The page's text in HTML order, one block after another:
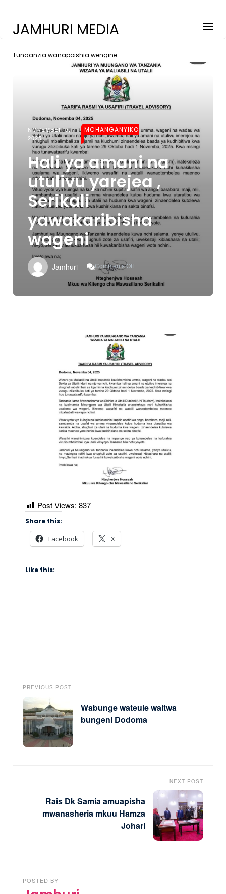
JAMHURI MEDIA
Tunaanzia wanapoishia wengine
NOVEMBER 5,
2025
MCHANGANYIKO
Hali ya amani na
utulivu yarejea ,
Serikali
yawakaribisha
wageni
Jamhuri Comments Off
Ya
Serikali
Post Views: 837
Share this:
Facebook X
Like this:
PREVIOUS POST
Wabunge wateule waitwa
bungeni Dodoma
NEXT POST
Rais Dk Samia amuapisha
mwanasheria mkuu Hamza
Johari
POSTED BY